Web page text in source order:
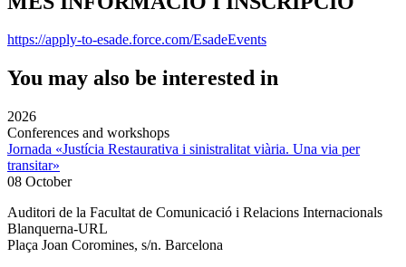
https://apply-to-esade.force.com/EsadeEvents
You may also be interested in
2026
Conferences and workshops
Jornada «Justícia Restaurativa i sinistralitat viària. Una via per
transitar»
08 October
Auditori de la Facultat de Comunicació i Relacions Internacionals
Blanquerna-URL
Plaça Joan Coromines, s/n. Barcelona